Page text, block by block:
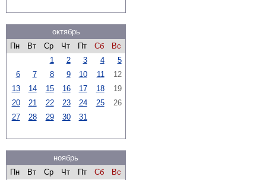
октябрь
Пн
Вт Ср Чт Пт Сб
Вс
1
2 3 4
5
6
7 8 9 10 11
12
13
14 15 16 17 18
19
20
21 22 23 24 25
26
27
28 29 30 31
ноябрь
Пн
Вт Ср Чт Пт Сб
Вс